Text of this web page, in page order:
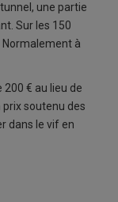
une partie
Sur les 150
à
€ au lieu de
prix soutenu des
dans le vif en